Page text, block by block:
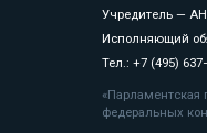
Учредитель —
Исполняющий
Тел.: +7 (495)
«Парламентская
федеральных